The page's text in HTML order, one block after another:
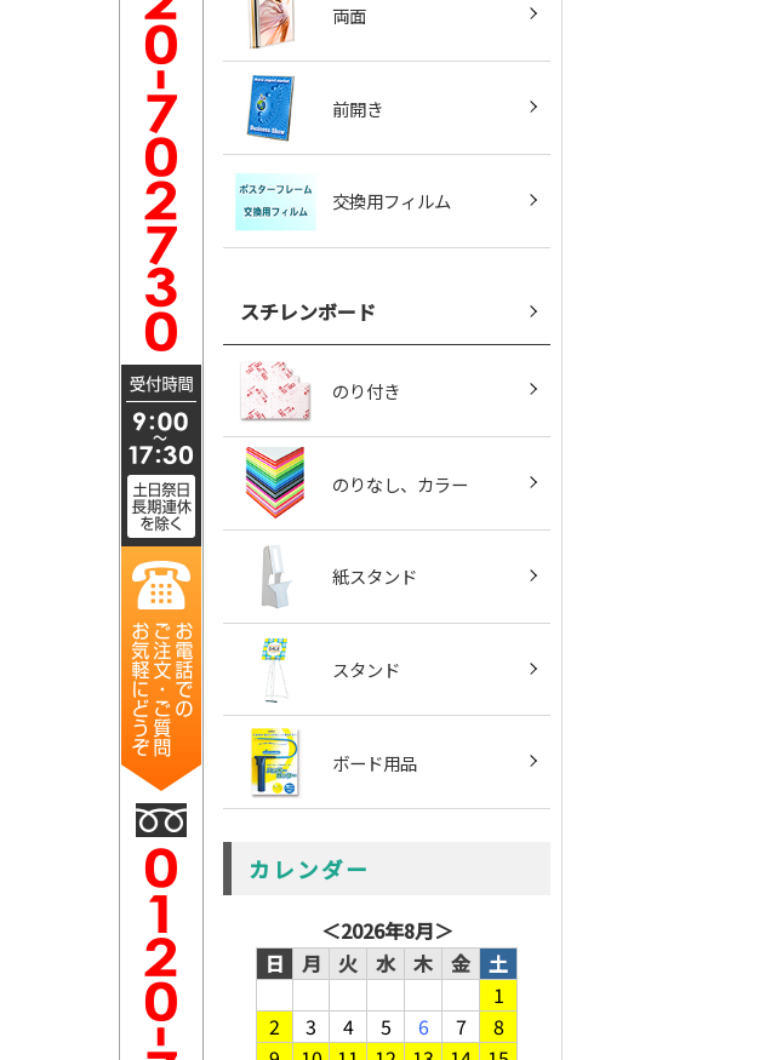
両面
前開き
交換用フィルム
スチレンボード
のり付き
のりなし、カラー
紙スタンド
スタンド
ボード用品
カレンダー
＜2026年8月＞
日
月 火 水 木 金
土
1
2
3 4 5 6 7
8